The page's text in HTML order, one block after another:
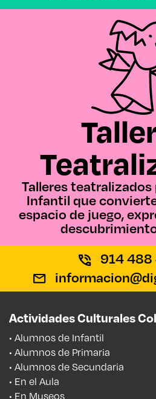
Talleres
Infantil que
espacio de juego,
914 488
Actividades Culturales
• Alumnos de Infantil
• Alumnos de Primaria
• Alumnos de Secundaria
• En el Aula
• En Museos